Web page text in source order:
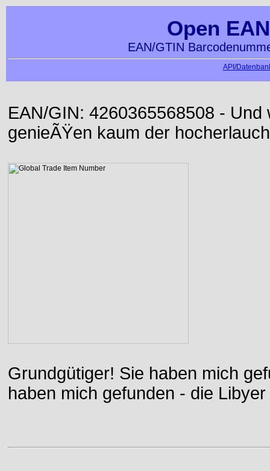
Open
EAN/GTIN
API/
EAN/GIN: 4260365568508 -
genieÃŸen kaum der
Grundgütiger! Sie haben mich
haben mich gefunden - die